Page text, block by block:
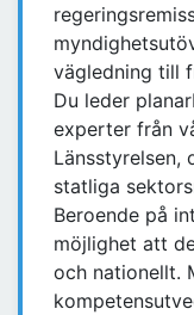
vägledning till
Du leder
experter från
Länsstyrelsen,
statliga
Beroende på
möjlighet att
och nationellt.